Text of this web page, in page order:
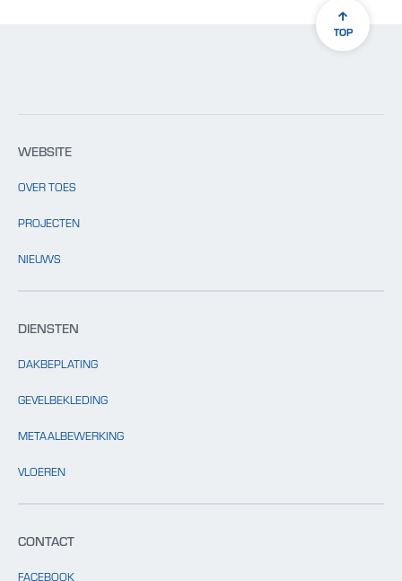
TOP
WEBSITE
OVER TOES
PROJECTEN
NIEUWS
DIENSTEN
DAKBEPLATING
GEVELBEKLEDING
METAALBEWERKING
VLOEREN
CONTACT
FACEBOOK